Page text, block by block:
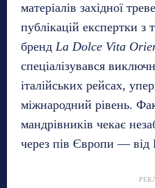
матеріалів західної
публікацій експертки з
бренд La Dolce Vita
спеціалізувався
італійських рейсах,
міжнародний рівень.
мандрівників чекає
через пів Європи — від